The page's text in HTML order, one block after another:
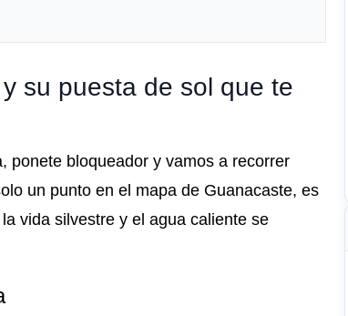
su puesta de sol que te
ponete bloqueador y vamos a recorrer
un punto en el mapa de Guanacaste, es
vida silvestre y el agua caliente se